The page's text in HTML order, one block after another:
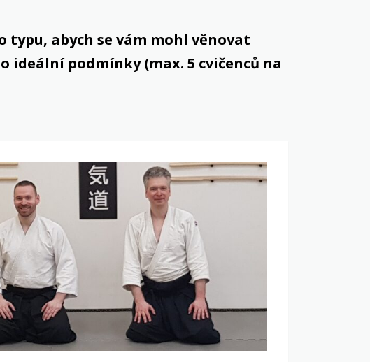
abych se vám mohl věnovat
ideální podmínky (max. 5 cvičenců na